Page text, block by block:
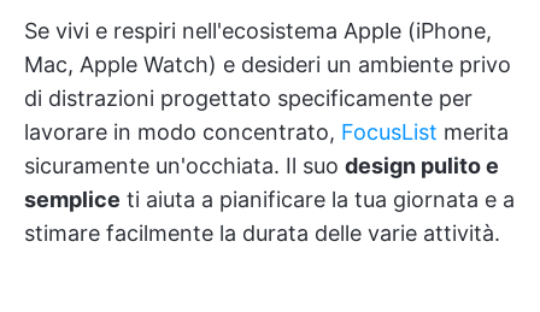
Se vivi e respiri nell'ecosistema Apple (iPhone,
Mac, Apple Watch) e desideri un ambiente privo
di distrazioni progettato specificamente per
lavorare in modo concentrato, FocusList merita
sicuramente un'occhiata. Il suo design pulito e
semplice ti aiuta a pianificare la tua giornata e a
stimare facilmente la durata delle varie attività.